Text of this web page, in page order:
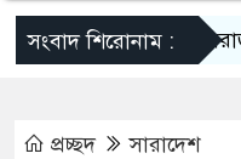
সংবাদ শিরোনাম :
প্রচ্ছদ সারাদেশ